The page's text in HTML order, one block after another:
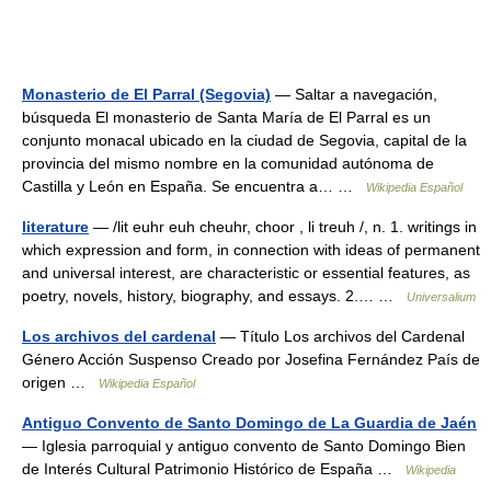
Monasterio de El Parral (Segovia) — Saltar a navegación,
búsqueda El monasterio de Santa María de El Parral es un
conjunto monacal ubicado en la ciudad de Segovia, capital de la
provincia del mismo nombre en la comunidad autónoma de
Castilla y León en España. Se encuentra a… …
Wikipedia Español
literature — /lit euhr euh cheuhr, choor , li treuh /, n. 1. writings in
which expression and form, in connection with ideas of permanent
and universal interest, are characteristic or essential features, as
poetry, novels, history, biography, and essays. 2.… …
Universalium
Los archivos del cardenal — Título Los archivos del Cardenal
Género Acción Suspenso Creado por Josefina Fernández País de
origen …
Wikipedia Español
Antiguo Convento de Santo Domingo de La Guardia de Jaén
— Iglesia parroquial y antiguo convento de Santo Domingo Bien
de Interés Cultural Patrimonio Histórico de España …
Wikipedia